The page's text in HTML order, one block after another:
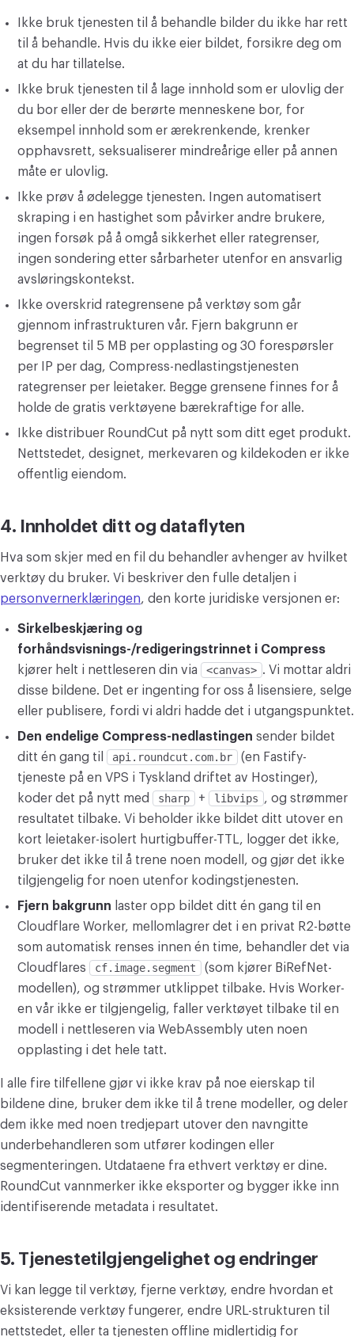
Ikke bruk tjenesten til å behandle bilder du ikke har rett
til å behandle. Hvis du ikke eier bildet, forsikre deg om
at du har tillatelse.
Ikke bruk tjenesten til å lage innhold som er ulovlig der
du bor eller der de berørte menneskene bor, for
eksempel innhold som er ærekrenkende, krenker
opphavsrett, seksualiserer mindreårige eller på annen
måte er ulovlig.
Ikke prøv å ødelegge tjenesten. Ingen automatisert
skraping i en hastighet som påvirker andre brukere,
ingen forsøk på å omgå sikkerhet eller rategrenser,
ingen sondering etter sårbarheter utenfor en ansvarlig
avsløringskontekst.
Ikke overskrid rategrensene på verktøy som går
gjennom infrastrukturen vår. Fjern bakgrunn er
begrenset til 5 MB per opplasting og 30 forespørsler
per IP per dag, Compress-nedlastingstjenesten
rategrenser per leietaker. Begge grensene finnes for å
holde de gratis verktøyene bærekraftige for alle.
Ikke distribuer RoundCut på nytt som ditt eget produkt.
Nettstedet, designet, merkevaren og kildekoden er ikke
offentlig eiendom.
4. Innholdet ditt og dataflyten
Hva som skjer med en fil du behandler avhenger av hvilket
verktøy du bruker. Vi beskriver den fulle detaljen i
personvernerklæringen, den korte juridiske versjonen er:
Sirkelbeskjæring og
forhåndsvisnings-/redigeringstrinnet i Compress
kjører helt i nettleseren din via
<canvas> . Vi mottar aldri
disse bildene. Det er ingenting for oss å lisensiere, selge
eller publisere, fordi vi aldri hadde det i utgangspunktet.
Den endelige Compress-nedlastingen sender bildet
ditt én gang til
api.roundcut.com.br
(en Fastify-
tjeneste på en VPS i Tyskland driftet av Hostinger),
koder det på nytt med
sharp + libvips , og strømmer
resultatet tilbake. Vi beholder ikke bildet ditt utover en
kort leietaker-isolert hurtigbuffer-TTL, logger det ikke,
bruker det ikke til å trene noen modell, og gjør det ikke
tilgjengelig for noen utenfor kodingstjenesten.
Fjern bakgrunn laster opp bildet ditt én gang til en
Cloudflare Worker, mellomlagrer det i en privat R2-bøtte
som automatisk renses innen én time, behandler det via
Cloudflares
cf.image.segment
(som kjører BiRefNet-
modellen), og strømmer utklippet tilbake. Hvis Worker-
en vår ikke er tilgjengelig, faller verktøyet tilbake til en
modell i nettleseren via WebAssembly uten noen
opplasting i det hele tatt.
I alle fire tilfellene gjør vi ikke krav på noe eierskap til
bildene dine, bruker dem ikke til å trene modeller, og deler
dem ikke med noen tredjepart utover den navngitte
underbehandleren som utfører kodingen eller
segmenteringen. Utdataene fra ethvert verktøy er dine.
RoundCut vannmerker ikke eksporter og bygger ikke inn
identifiserende metadata i resultatet.
5. Tjenestetilgjengelighet og endringer
Vi kan legge til verktøy, fjerne verktøy, endre hvordan et
eksisterende verktøy fungerer, endre URL-strukturen til
nettstedet, eller ta tjenesten offline midlertidig for